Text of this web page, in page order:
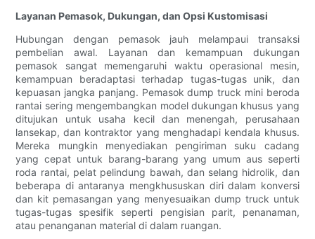
Layanan Pemasok, Dukungan, dan Opsi Kustomisasi
Hubungan dengan pemasok jauh melampaui transaksi
pembelian awal. Layanan dan kemampuan dukungan
pemasok sangat memengaruhi waktu operasional mesin,
kemampuan beradaptasi terhadap tugas-tugas unik, dan
kepuasan jangka panjang. Pemasok dump truck mini beroda
rantai sering mengembangkan model dukungan khusus yang
ditujukan untuk usaha kecil dan menengah, perusahaan
lansekap, dan kontraktor yang menghadapi kendala khusus.
Mereka mungkin menyediakan pengiriman suku cadang
yang cepat untuk barang-barang yang umum aus seperti
roda rantai, pelat pelindung bawah, dan selang hidrolik, dan
beberapa di antaranya mengkhususkan diri dalam konversi
dan kit pemasangan yang menyesuaikan dump truck untuk
tugas-tugas spesifik seperti pengisian parit, penanaman,
atau penanganan material di dalam ruangan.